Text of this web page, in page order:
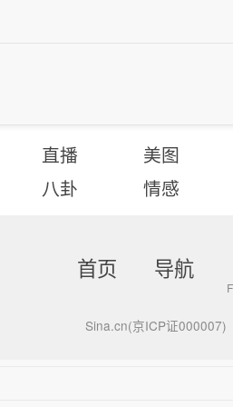
直播 美图
八卦 情感
首页 导航
Sina.cn(京ICP证000007)